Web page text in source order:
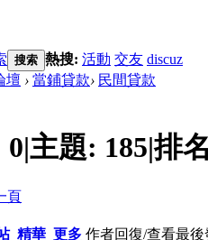
搜索 熱搜: 活動 交友 discuz
壇 › 當鋪貸款› 民間貸款
0|主題: 185|排
頁
精華 更多 作者回復/查看最後